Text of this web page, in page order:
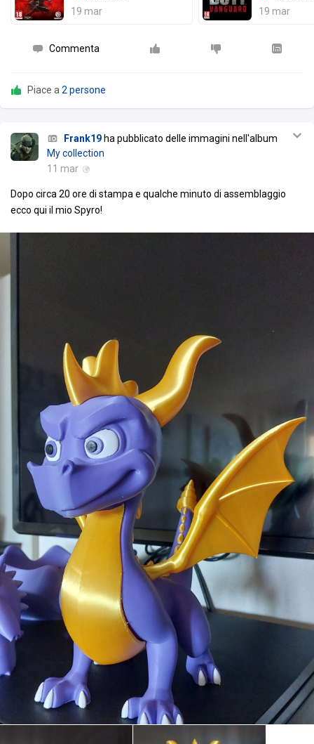
19 mar
19 mar
Commenta
Piace a 2 persone
Frank19 ha pubblicato delle immagini nell'album
My collection
11 mar
Dopo circa 20 ore di stampa e qualche minuto di assemblaggio
ecco qui il mio Spyro!